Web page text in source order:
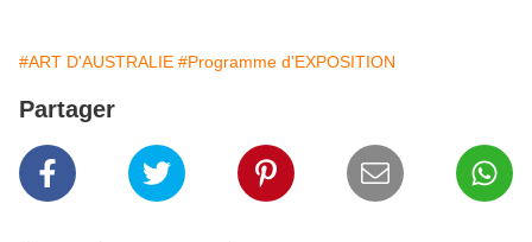
#ART D'AUSTRALIE #Programme d'EXPOSITION
Partager